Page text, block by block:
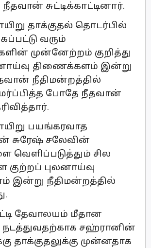
சுட்டிக்காட்டினார்.
தாக்குதல் தொடர்பில்
வரும்
முன்னேற்றம் குறித்து
திணைக்களம் இன்று
நீதிமன்றத்தில்
போதே நீதவான்
பயங்கரவாத
சுரேஷ் சலேவின்
வெளிப்படுத்தும் சில
புலனாய்வு
இன்று நீதிமன்றத்தில்
தேவாலயம் மீதான
நடத்துவதற்காக சஹ்ரானின்
தாக்குதலுக்கு முன்னதாக